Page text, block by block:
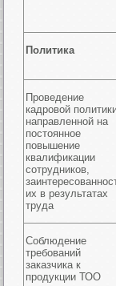
Политика
Проведение
кадровой
направленной на
постоянное
повышение
квалификации
сотрудников,
их в результатах
труда
Соблюдение
требований
заказчика к
продукции ТОО